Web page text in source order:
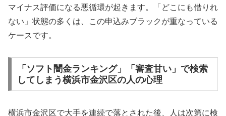
マイナス評価になる悪循環が起きます。「どこにも借りれ
ない」状態の多くは、この申込みブラックが重なっている
ケースです。
「ソフト闇金ランキング」「審査甘い」で検索
してしまう横浜市金沢区の人の心理
横浜市金沢区で大手を連続で落とされた後、人は次第に検